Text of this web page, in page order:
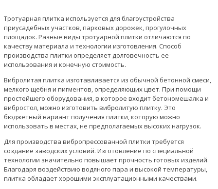
Тротуарная плитка используется для благоустройства
приусадебных участков, парковых дорожек, прогулочных
площадок. Разные виды тротуарной плитки отличаются по
качеству материала и технологии изготовления. Способ
производства плитки определяет долговечность ее
использования и конечную стоимость.
Вибролитая плитка изготавливается из обычной бетонной смеси,
мелкого щебня и пигментов, определяющих цвет. При помощи
простейшего оборудования, в которое входит бетономешалка и
вибростол, можно изготовить вибролитую плитку. Это
бюджетный вариант получения плитки, которую можно
использовать в местах, не предполагаемых высоких нагрузок.
Для производства вибропрессованной плитки требуется
создание заводских условий. Изготовление по специальной
технологии значительно повышает прочность готовых изделий.
Благодаря воздействию водяного пара и высокой температуры,
плитка обладает хорошими эксплуатационными качествами.